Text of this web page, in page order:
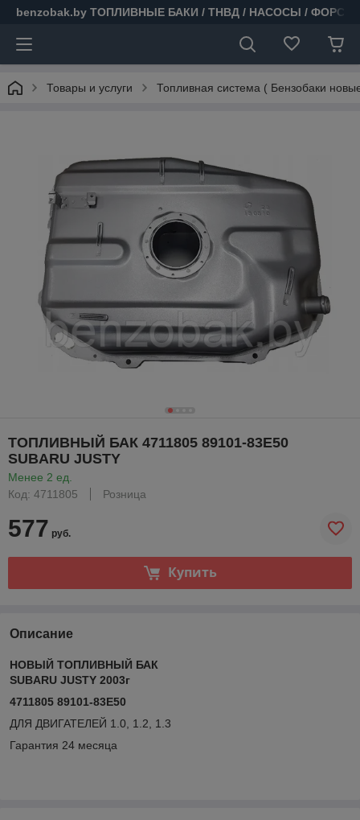
benzobak.by ТОПЛИВНЫЕ БАКИ / ТНВД / НАСОСЫ /
Товары и услуги Топливная система ( Бензобаки
ТОПЛИВНЫЙ БАК 4711805 89101-83E50
SUBARU JUSTY
Менее 2 ед.
Код: 4711805
Розница
577 руб.
Купить
Описание
НОВЫЙ ТОПЛИВНЫЙ БАК
SUBARU JUSTY 2003г
4711805 89101-83E50
ДЛЯ ДВИГАТЕЛЕЙ 1.0, 1.2, 1.3
Гарантия 24 месяца